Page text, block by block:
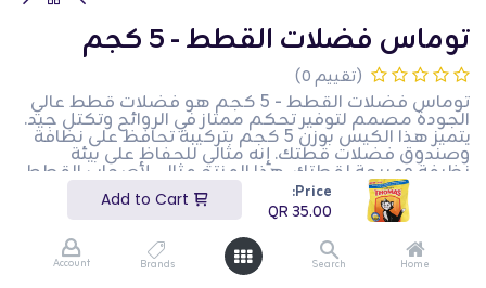
Price:
35.00
Home
Search
Brands
Account
توماس فضلات القطط - 5 كجم
(تقييم 0)
توماس فضلات القطط - 5 كجم هو فضلات قطط عالي
الجودة مصمم لتوفير تحكم ممتاز في الروائح وتكتل جيد.
يتميز هذا الكيس بوزن 5 كجم بتركيبة تحافظ على نظافة
وصندوق فضلات قطتك. إنه مثالي للحفاظ على بيئة
نظيفة ومريحة لقطتك. هذا المنتج مثالي لأصحاب القطط
الذين يبحثون عن فضلات قطط فعالة وموثوقة.
QR